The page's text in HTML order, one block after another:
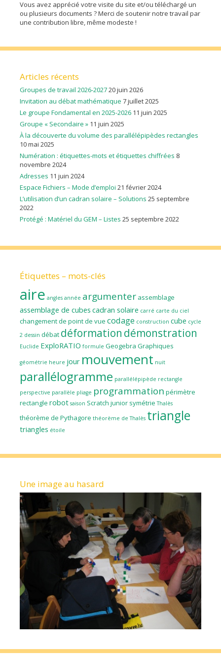
Vous avez apprécié votre visite du site et/ou téléchargé un
ou plusieurs documents ? Merci de soutenir notre travail par
une contribution libre, même modeste !
Articles récents
Groupes de travail 2026-202720 juin 2026
Invitation au débat mathématique 7 juillet 2025
Le groupe Fondamental en 2025-2026 11 juin 2025
Groupe « Secondaire » 11 juin 2025
À la découverte du volume des parallélépipèdes rectangles
10 mai 2025
Numération : étiquettes-mots et étiquettes chiffrées 8
novembre 2024
Adresses 11 juin 2024
Espace Fichiers – Mode d’emploi 21 février 2024
L’utilisation d’un cadran solaire – Solutions 25 septembre
2022
Protégé : Matériel du GEM – Listes 25 septembre 2022
Étiquettes – mots-clés
aire angles année argumenter assemblage
assemblage de cubes cadran solaire carré carte du ciel
changement de point de vue codage construction cube cycle
2 dessin débat déformation démonstration
Euclide ExploRATIO formule Geogebra Graphiques
géométrie heure jour mouvement nuit
parallélogramme parallélépipède rectangle
perspective parallèle pliage programmation périmètre
rectangle robot saison Scratch junior symétrie Thalès
théorème de Pythagore théorème de Thalès triangle
triangles étoile
Une image au hasard